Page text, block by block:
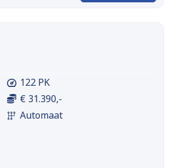
122 PK
€ 31.390,-
Automaat